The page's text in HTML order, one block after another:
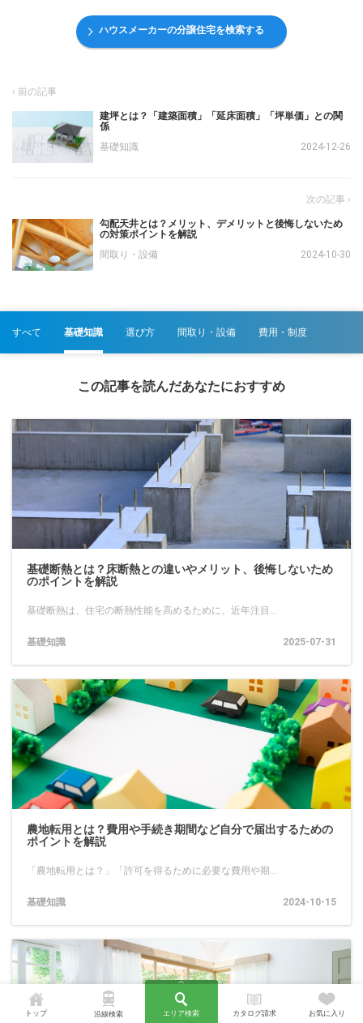
トップ 沿線検索 エリア検索 カタログ請求 お気に入り
ハウスメーカーの分譲住宅を検索する
建坪とは？「建築面積」「延床面積」「坪単価」との関
係
基礎知識
2024-12-26
勾配天井とは？メリット、デメリットと後悔しないため
の対策ポイントを解説
間取り・設備
2024-10-30
すべて 基礎知識 選び方 間取り・設備 費用・制度
この記事を読んだあなたにおすすめ
基礎断熱とは？床断熱との違いやメリット、後悔しないため
のポイントを解説
基礎断熱は、住宅の断熱性能を高めるために、近年注目...
基礎知識 2025-07-31
農地転用とは？費用や手続き期間など自分で届出するための
ポイントを解説
「農地転用とは？」「許可を得るために必要な費用や期...
基礎知識 2024-10-15